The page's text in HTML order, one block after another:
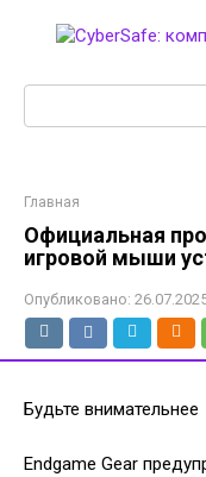
Главная
Официальная
игровой мыши
Опубликовано:
Будьте внимательнее
Endgame Gear